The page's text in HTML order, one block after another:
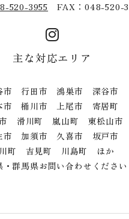
520-3955 FAX：048-520-
主な対応エリア
市 行田市 鴻巣市 深谷市
市 桶川市 上尾市 寄居町
滑川町 嵐山町 東松山市
市 加須市 久喜市 坂戸市
町 吉見町 川島町 ほか
・群馬県お問い合わせください